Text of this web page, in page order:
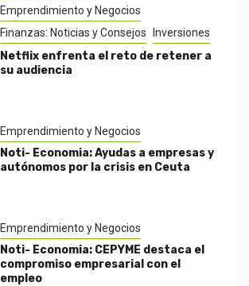
Emprendimiento y Negocios
Finanzas: Noticias y Consejos
Inversiones
Netflix enfrenta el reto de retener a
su audiencia
Emprendimiento y Negocios
Noti- Economia: Ayudas a empresas y
autónomos por la crisis en Ceuta
Emprendimiento y Negocios
Noti- Economia: CEPYME destaca el
compromiso empresarial con el
empleo